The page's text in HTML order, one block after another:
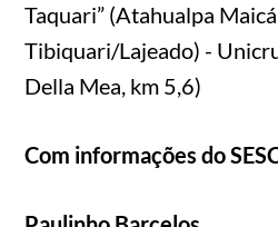
Taquari” (Atahualpa
Tibiquari/Lajeado) -
Della Mea, km 5,6)
Com informações do